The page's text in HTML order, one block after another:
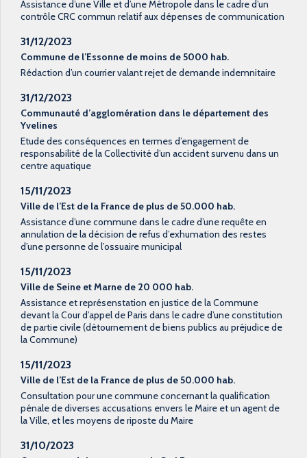
Assistance d’une Ville et d’une Métropole dans le cadre d’un
contrôle CRC commun relatif aux dépenses de communication
31/12/2023
Commune de l’Essonne de moins de 5000 hab.
Rédaction d’un courrier valant rejet de demande indemnitaire
31/12/2023
Communauté d’agglomération dans le département des
Yvelines
Etude des conséquences en termes d’engagement de
responsabilité de la Collectivité d’un accident survenu dans un
centre aquatique
15/11/2023
Ville de l’Est de la France de plus de 50.000 hab.
Assistance d’une commune dans le cadre d’une requête en
annulation de la décision de refus d’exhumation des restes
d’une personne de l’ossuaire municipal
15/11/2023
Ville de Seine et Marne de 20 000 hab.
Assistance et représenstation en justice de la Commune
devant la Cour d’appel de Paris dans le cadre d’une constitution
de partie civile (détournement de biens publics au préjudice de
la Commune)
15/11/2023
Ville de l’Est de la France de plus de 50.000 hab.
Consultation pour une commune concernant la qualification
pénale de diverses accusations envers le Maire et un agent de
la Ville, et les moyens de riposte du Maire
31/10/2023